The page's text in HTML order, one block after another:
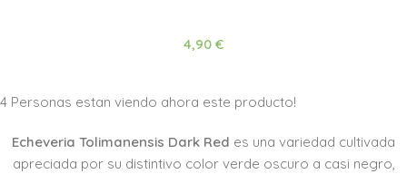
4,90 €
4 Personas estan viendo ahora este producto!
Echeveria Tolimanensis Dark Red es una variedad cultivada
apreciada por su distintivo color verde oscuro a casi negro,